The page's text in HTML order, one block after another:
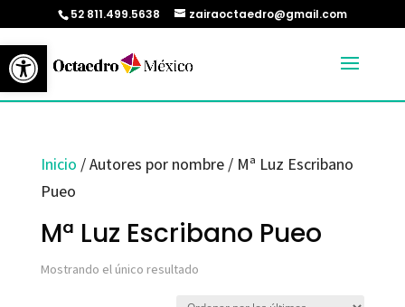
Abrir barra de herramientas
52 811.499.5638 zairaoctaedro@gmail.com
Inicio / Autores por nombre / Mª Luz Escribano
Pueo
Mª Luz Escribano Pueo
Mostrando el único resultado